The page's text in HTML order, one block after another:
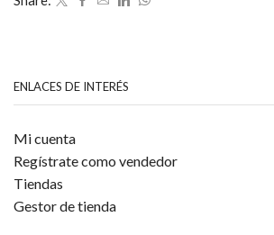
pepinillo,
aliño
especial
suave
mostaza)
ENLACES DE INTERÉS
Mi cuenta
Regístrate como vendedor
Tiendas
Gestor de tienda